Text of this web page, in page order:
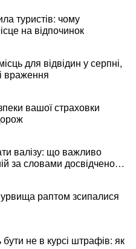
туристів: чому
на відпочинок
для відвідин у серпні,
враження
вашої страховки
валізу: що важливо
за словами досвідченої
раптом зсипалися
не в курсі штрафів: як